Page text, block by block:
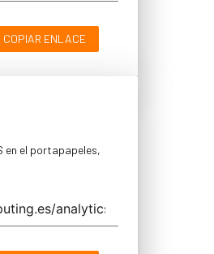
COPIAR ENLACE
en el portapapeles,